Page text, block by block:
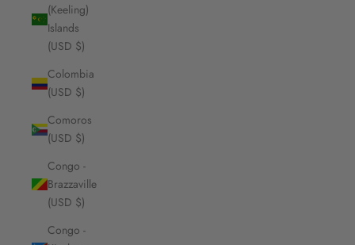
(Keeling)
Islands
(USD $)
Colombia
(USD $)
Comoros
(USD $)
Congo -
Brazzaville
(USD $)
Congo -